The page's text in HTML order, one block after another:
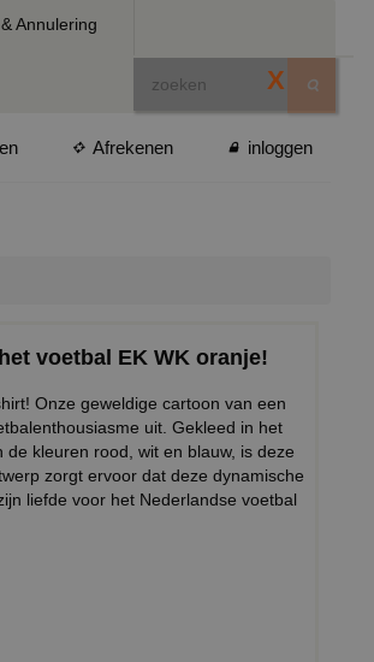
Annulering
X
Afrekenen inloggen
voetbal EK WK oranje!
Onze geweldige cartoon van een
uit. Gekleed in het
kleuren rood, wit en blauw, is deze
zorgt ervoor dat deze dynamische
liefde voor het Nederlandse voetbal